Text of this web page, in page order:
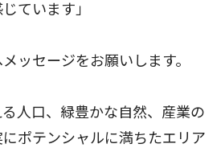
ています」
ッセージをお願いします。
人口、緑豊かな自然、産業の
ポテンシャルに満ちたエリア